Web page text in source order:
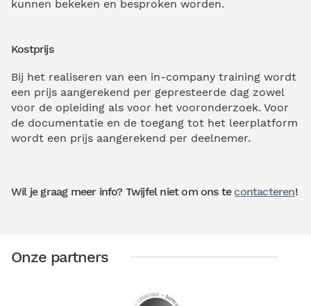
kunnen bekeken en besproken worden.
Kostprijs
Bij het realiseren van een in-company training wordt
een prijs aangerekend per gepresteerde dag zowel
voor de opleiding als voor het vooronderzoek. Voor
de documentatie en de toegang tot het leerplatform
wordt een prijs aangerekend per deelnemer.
Wil je graag meer info? Twijfel niet om ons te contacteren!
Onze partners